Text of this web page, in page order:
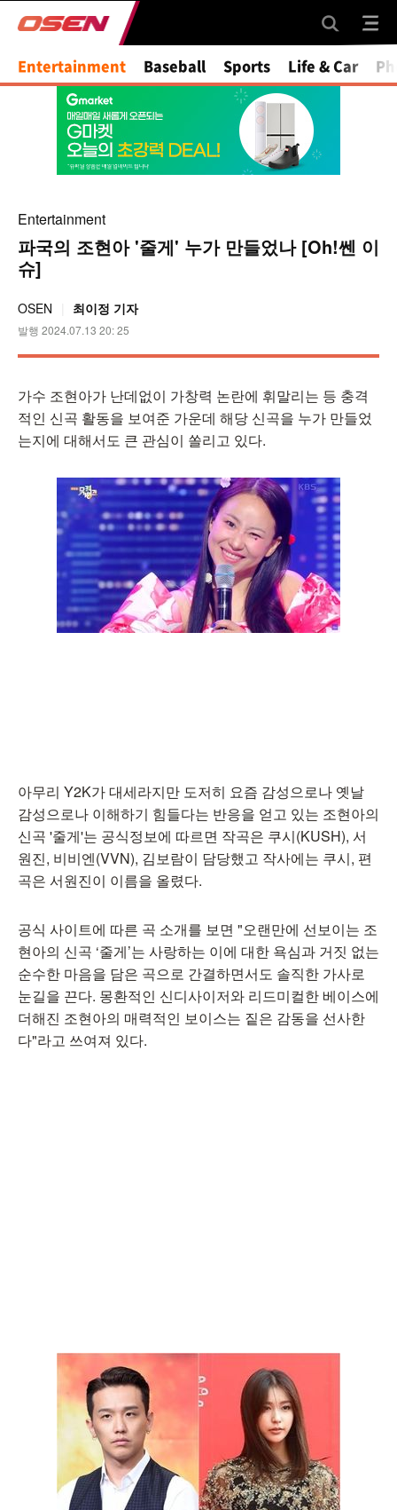
Entertainment Baseball Sports Life & Car
Entertainment
파국의 조현아 '줄게' 누가 만들었나 [Oh!쎈 이
슈]
OSEN 최이정 기자
발행 2024.07.13 20: 25
가수 조현아가 난데없이 가창력 논란에 휘말리는 등 충격
적인 신곡 활동을 보여준 가운데 해당 신곡을 누가 만들었
는지에 대해서도 큰 관심이 쏠리고 있다.
아무리 Y2K가 대세라지만 도저히 요즘 감성으로나 옛날
감성으로나 이해하기 힘들다는 반응을 얻고 있는 조현아의
신곡 '줄게'는 공식정보에 따르면 작곡은 쿠시(KUSH), 서
원진, 비비엔(VVN), 김보람이 담당했고 작사에는 쿠시, 편
곡은 서원진이 이름을 올렸다.
공식 사이트에 따른 곡 소개를 보면 "오랜만에 선보이는 조
현아의 신곡 ‘줄게’는 사랑하는 이에 대한 욕심과 거짓 없는
순수한 마음을 담은 곡으로 간결하면서도 솔직한 가사로
눈길을 끈다. 몽환적인 신디사이저와 리드미컬한 베이스에
더해진 조현아의 매력적인 보이스는 짙은 감동을 선사한
다"라고 쓰여져 있다.